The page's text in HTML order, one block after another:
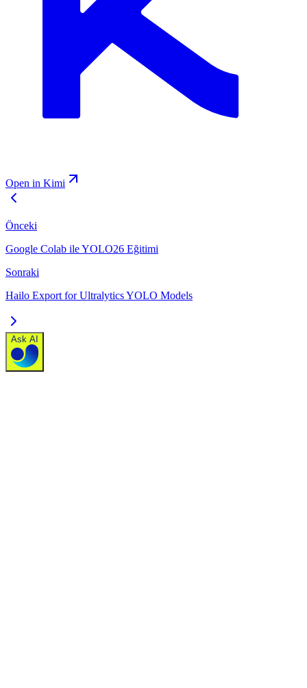
Open in Kimi
Önceki
Google Colab ile YOLO26 Eğitimi
Sonraki
Hailo Export for Ultralytics YOLO Models
Ask AI